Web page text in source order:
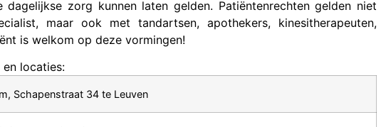
zorg kunnen laten gelden. Patiëntenrechten gelden niet
maar ook met tandartsen, apothekers, kinesitherapeuten,
is welkom op deze vormingen!
locaties:
Schapenstraat 34 te Leuven